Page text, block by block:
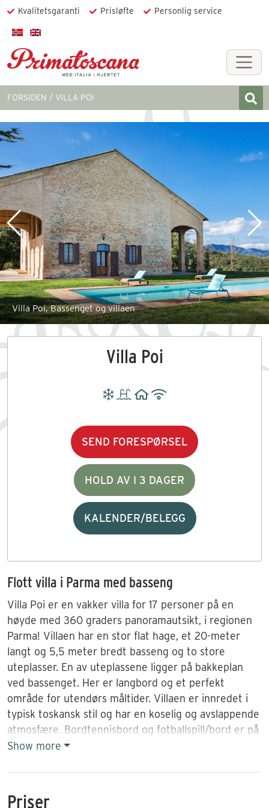
Kvalitetsgaranti Prisløfte Personlig service
FORSIDEN VILLA POI
Villa Poi, Bassenget og villaen
Villa Poi
SEND FORESPØRSEL
HOLD AV I 3 DAGER
KALENDER/BELEGG
Flott villa i Parma med basseng
Villa Poi er en vakker villa for 17 personer på en
høyde med 360 graders panoramautsikt, i regionen
Parma! Villaen har en stor flat hage, et 20-meter
langt og 5,5 meter bredt basseng og to store
uteplasser. En av uteplassene ligger på bakkeplan
ved bassenget. Her er langbord og et perfekt
område for utendørs måltider. Villaen er innredet i
typisk toskansk stil og har en koselig og avslappende
atmosfære. Bordtennisbord og fotballspill/bord er på
eiendommen.
Villaen har 8 soverom og 17 sengeplasser, 7 bad, en
brød og pizza og ett eget BBQ-område. Fly med KLM
Show more
Priser